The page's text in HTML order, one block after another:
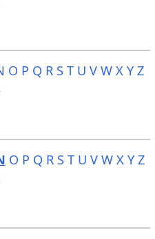
O P Q R S T U V W X Y Z
O P Q R S T U V W X Y Z